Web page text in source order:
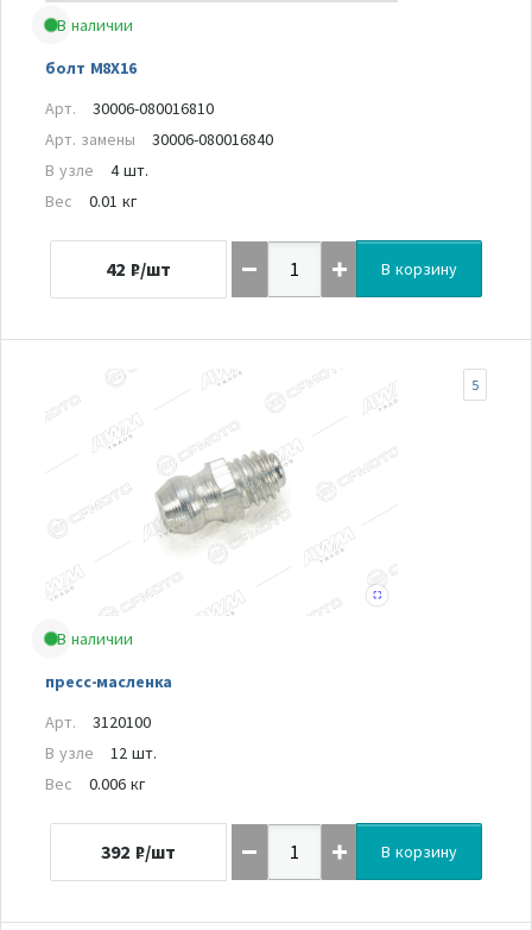
В наличии
болт M8X16
Арт.
30006-080016810
Арт. замены
30006-080016840
В узле
4 шт.
Вес
0.01 кг
42 ₽/шт В корзину
В наличии
пресс-масленка
5
Арт.
3120100
В узле
12 шт.
Вес
0.006 кг
392 ₽/шт В корзину